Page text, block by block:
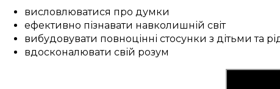
висловлюватися про думки
ефективно пізнавати навколишній світ
вибудовувати повноцінні стосунки з дітьми та
вдосконалювати свій розум